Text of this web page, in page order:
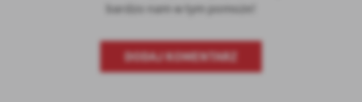
bardzo nam w tym pomoże!
DODAJ KOMENTARZ